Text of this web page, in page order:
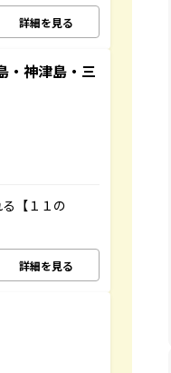
詳細を見る
神津島・三
【１１の
詳細を見る